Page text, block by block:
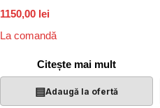
1150,00 lei
La comandă
Citește mai mult
▤Adaugă la ofertă